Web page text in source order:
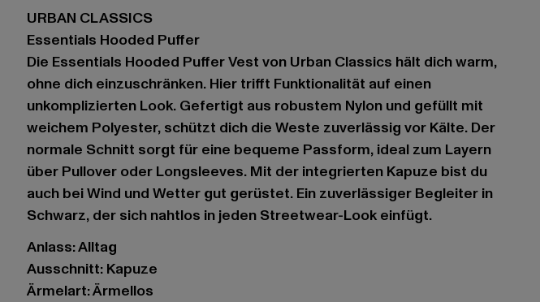
URBAN CLASSICS
Essentials Hooded Puffer
Die Essentials Hooded Puffer Vest von Urban Classics hält dich warm,
ohne dich einzuschränken. Hier trifft Funktionalität auf einen
unkomplizierten Look. Gefertigt aus robustem Nylon und gefüllt mit
weichem Polyester, schützt dich die Weste zuverlässig vor Kälte. Der
normale Schnitt sorgt für eine bequeme Passform, ideal zum Layern
über Pullover oder Longsleeves. Mit der integrierten Kapuze bist du
auch bei Wind und Wetter gut gerüstet. Ein zuverlässiger Begleiter in
Schwarz, der sich nahtlos in jeden Streetwear-Look einfügt.
Anlass: Alltag
Ausschnitt: Kapuze
Ärmelart: Ärmellos